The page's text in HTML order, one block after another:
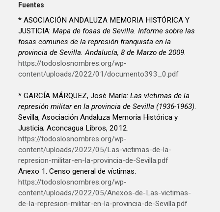
Fuentes
* ASOCIACIÓN ANDALUZA MEMORIA HISTÓRICA Y
JUSTICIA:Mapa de fosas de Sevilla. Informe sobre las
fosas comunes de la represión franquista en la
provincia de Sevilla. Andalucía, 8 de Marzo de 2009
https://todoslosnombres.org/wp-
content/uploads/2022/01/documento393_0.pdf
* GARCÍA MÁRQUEZ, José María:Las víctimas de la
represión militar en la provincia de Sevilla (1936-1963)
Sevilla, Asociación Andaluza Memoria Histórica y
Justicia; Aconcagua Libros, 2012.
https://todoslosnombres.org/wp-
content/uploads/2022/05/Las-victimas-de-la-
represion-militar-en-la-provincia-de-Sevilla.pdf
Anexo 1. Censo general de víctimas:
https://todoslosnombres.org/wp-
content/uploads/2022/05/Anexos-de-Las-victimas-
de-la-represion-militar-en-la-provincia-de-Sevilla.pdf